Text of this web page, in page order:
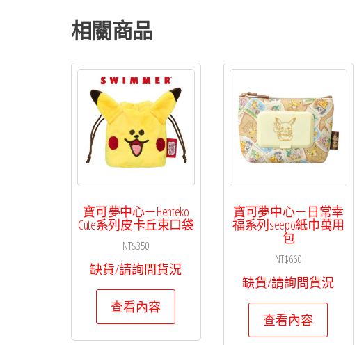
相關商品
寶可夢中心－Henteko
Cute系列皮卡丘束口袋
NT$350
缺貨/請詢問貨況
查看內容
寶可夢中心－日常幸
福系列seepo紙巾萬用
包
NT$660
缺貨/請詢問貨況
查看內容